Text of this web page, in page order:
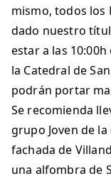
mismo, todos los
dado nuestro
estar a las
la Catedral de
podrán portar
Se recomienda
grupo Joven de
fachada de
una alfombra de